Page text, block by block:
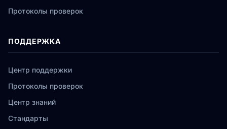
Протоколы проверок
ПОДДЕРЖКА
Центр поддержки
Протоколы проверок
Центр знаний
Стандарты